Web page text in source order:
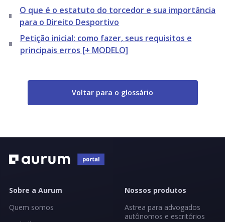
O que é o estatuto do torcedor e sua importância
para o Direito Desportivo
Petição inicial: como fazer, seus requisitos e
principais erros [+ MODELO]
Voltar para o glossário
Sobre a Aurum
Quem somos
Nossos produtos
Astrea para advogados
autônomos e escritórios